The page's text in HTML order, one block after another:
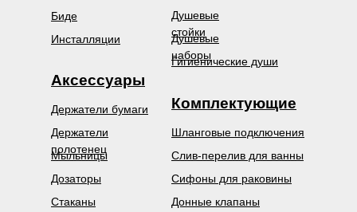
Гигиенические души
Аксессуары
Держатели бумаги
Держатели
полотенец
Мыльницы
Комплектующие
Шланговые подключения
Слив-перелив для ванны
Сифоны для раковины
Донные клапаны
Душевые
стойки
Душевые
наборы
Дозаторы
Инсталляции
Биде
Стаканы